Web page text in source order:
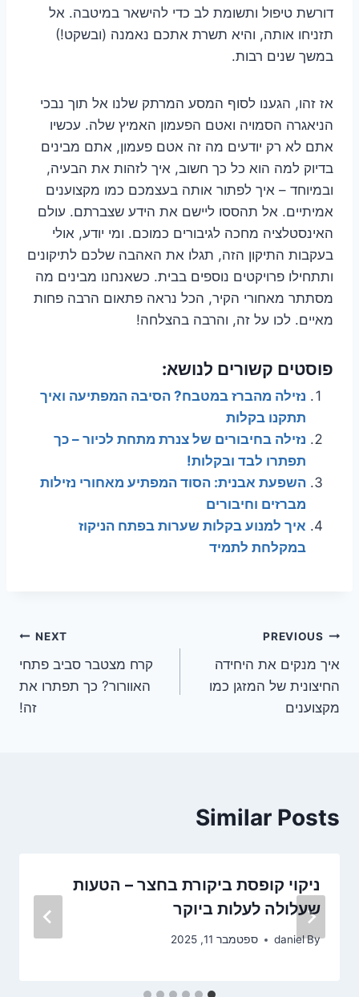
דורשת טיפול ותשומת לב כדי להישאר במיטבה. אל
תזניחו אותה, והיא תשרת אתכם נאמנה (ובשקט!)
במשך שנים רבות.
אז זהו, הגענו לסוף המסע המרתק שלנו אל תוך נבכי
הניאגרה הסמויה ואטם הפעמון האמיץ שלה. עכשיו
אתם לא רק יודעים מה זה אטם פעמון, אתם מבינים
בדיוק למה הוא כל כך חשוב, איך לזהות את הבעיה,
ובמיוחד – איך לפתור אותה בעצמכם כמו מקצוענים
אמיתיים. אל תהססו ליישם את הידע שצברתם. עולם
האינסטלציה מחכה לגיבורים כמוכם. ומי יודע, אולי
בעקבות התיקון הזה, תגלו את האהבה שלכם לתיקונים
ותתחילו פרויקטים נוספים בבית. כשאנחנו מבינים מה
מסתתר מאחורי הקיר, הכל נראה פתאום הרבה פחות
מאיים. לכו על זה, והרבה בהצלחה!
פוסטים קשורים לנושא:
נזילה מהברז במטבח? הסיבה המפתיעה ואיך
תתקנו בקלות
נזילה בחיבורים של צנרת מתחת לכיור – כך
תפתרו לבד ובקלות!
השפעת אבנית: הסוד המפתיע מאחורי נזילות
מברזים וחיבורים
איך למנוע בקלות שערות בפתח הניקוז
במקלחת לתמיד
ניווט
PREVIOUS
איך מנקים את היחידה
החיצונית של המזגן כמו
מקצוענים
NEXT
קרח מצטבר סביב פתחי
האוורור? כך תפתרו את
זה!
Similar Posts
ניקוי קופסת ביקורת בחצר – הטעות
שעלולה לעלות ביוקר
By
daniel ספטמבר 11, 2025